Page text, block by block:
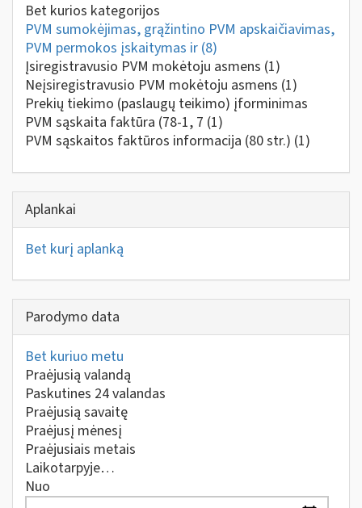
Bet kurios kategorijos
PVM sumokėjimas, grąžintino PVM apskaičiavimas,
PVM permokos įskaitymas ir (8)
Įsiregistravusio PVM mokėtoju asmens (1)
Neįsiregistravusio PVM mokėtoju asmens (1)
Prekių tiekimo (paslaugų teikimo) įforminimas
PVM sąskaita faktūra (78-1, 7 (1)
PVM sąskaitos faktūros informacija (80 str.) (1)
Aplankai
Bet kurį aplanką
Parodymo data
Bet kuriuo metu
Praėjusią valandą
Paskutines 24 valandas
Praėjusią savaitę
Praėjusį mėnesį
Praėjusiais metais
Laikotarpyje…
Nuo